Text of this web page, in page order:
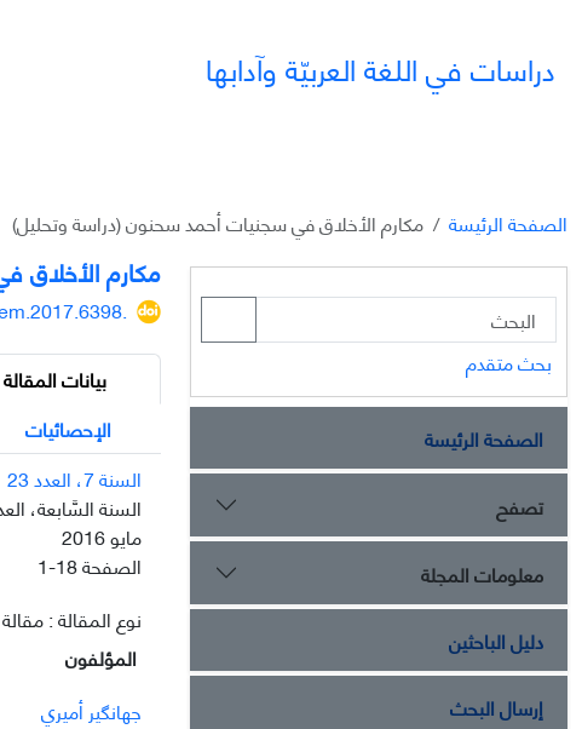
دراسات في اللغة العربيّة وآدابها
الصفحة الرئيسة مكارم الأخلاق في سجنيات أحمد سحنون (دراسة وتحليل)
مكارم الأخلاق
بيانات المقالة
الإحصائيات
السنة 7، العدد 23
السنة السَّابعة، العدد
مايو 2016
الصفحة1-18
نوع المقالة :
المؤلفون
جهانگير أميري
بحث متقدم
الصفحة الرئيسة
تصفح
معلومات المجلة
دليل الباحثين
إرسال البحث